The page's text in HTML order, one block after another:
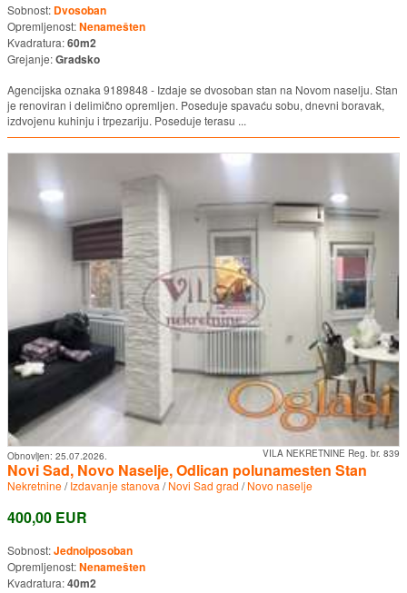
Sobnost: Dvosoban
Opremljenost:Nenamešten
Kvadratura:60m2
Grejanje:Gradsko
Agencijska oznaka 9189848 - Izdaje se dvosoban stan na Novom naselju. Stan
je renoviran i delimično opremljen. Poseduje spavaću sobu, dnevni boravak,
izdvojenu kuhinju i trpezariju. Poseduje terasu ...
VILA NEKRETNINE Reg. br. 839
Obnovljen: 25.07.2026.
Novi Sad, Novo Naselje, Odlican polunamesten Stan
Nekretnine/Izdavanje stanova /Novi Sad grad /Novo naselje
400,00 EUR
Sobnost:Jednoiposoban
Opremljenost:Nenamešten
Kvadratura:40m2